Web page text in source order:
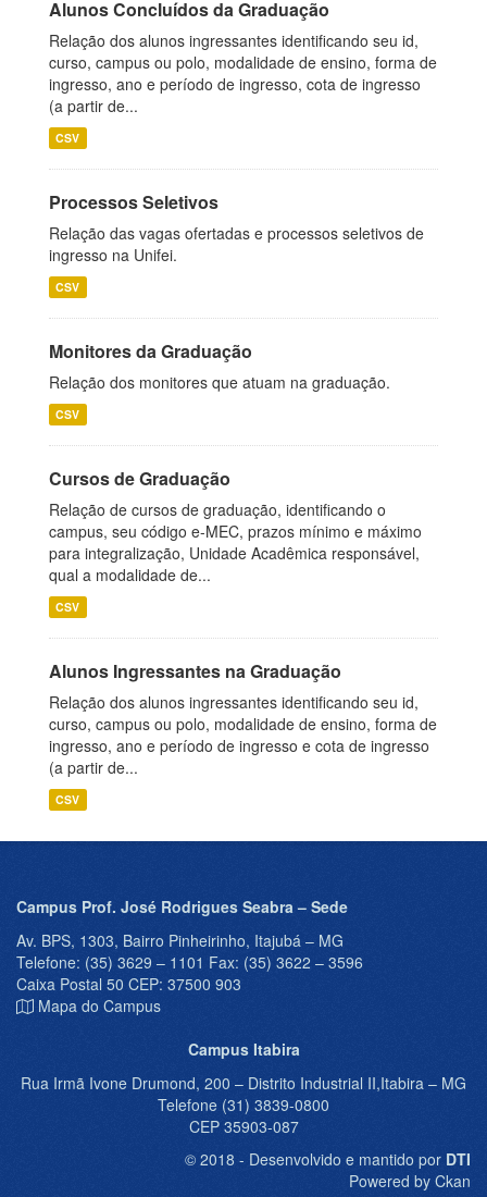
Alunos Concluídos da Graduação
Relação dos alunos ingressantes identificando seu id,
curso, campus ou polo, modalidade de ensino, forma de
ingresso, ano e período de ingresso, cota de ingresso
(a partir de...
CSV
Processos Seletivos
Relação das vagas ofertadas e processos seletivos de
ingresso na Unifei.
CSV
Monitores da Graduação
Relação dos monitores que atuam na graduação.
CSV
Cursos de Graduação
Relação de cursos de graduação, identificando o
campus, seu código e-MEC, prazos mínimo e máximo
para integralização, Unidade Acadêmica responsável,
qual a modalidade de...
CSV
Alunos Ingressantes na Graduação
Relação dos alunos ingressantes identificando seu id,
curso, campus ou polo, modalidade de ensino, forma de
ingresso, ano e período de ingresso e cota de ingresso
(a partir de...
CSV
Campus Prof. José Rodrigues Seabra – Sede
Av. BPS, 1303, Bairro Pinheirinho, Itajubá – MG
Telefone: (35) 3629 – 1101 Fax: (35) 3622 – 3596
Caixa Postal 50 CEP: 37500 903
Mapa do Campus
Campus Itabira
Rua Irmã Ivone Drumond, 200 – Distrito Industrial II,Itabira – MG
Telefone (31) 3839-0800
CEP 35903-087
© 2018 - Desenvolvido e mantido por DTI
Powered by Ckan